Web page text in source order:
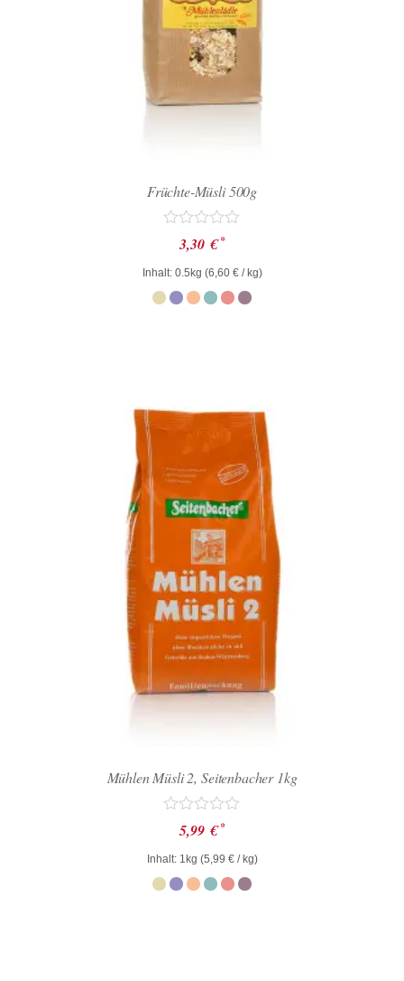
Früchte-Müsli 500g
Bewertet
mit
0
von
5
3,30 € *
Inhalt: 0.5kg (6,60 €/ kg)
Mühlen Müsli 2, Seitenbacher 1kg
Bewertet
mit
0
von
5
5,99 € *
Inhalt: 1kg (5,99 €/ kg)